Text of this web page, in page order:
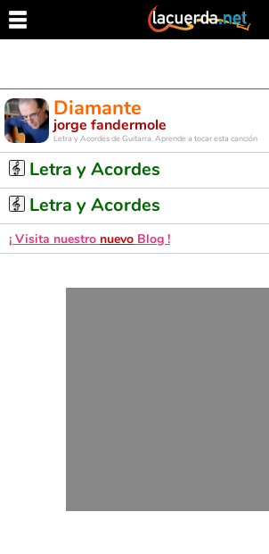
Diamante
jorge fandermole
Letra y Acordes de Guitarra. Aprende a tocar esta canción
Letra y Acordes
Letra y Acordes
¡ Visita nuestro nuevo Blog !